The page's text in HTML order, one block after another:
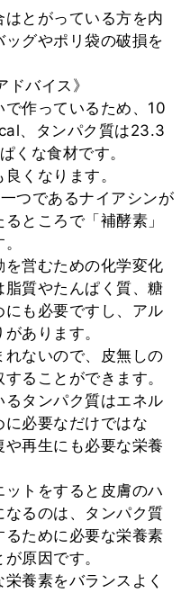
とがっている方を内
グやポリ袋の破損を
ドバイス》
作っているため、10
、タンパク質は23.3
くな食材です。
くなります。
つであるナイアシンが
ところで「補酵素」
営むための化学変化
質やたんぱく質、糖
も必要ですし、アル
あります。
ないので、皮無しの
ることができます。
タンパク質はエネル
必要なだけではな
や再生にも必要な栄養
トをすると皮膚のハ
なるのは、タンパク質
ために必要な栄養素
原因です。
養素をバランスよく